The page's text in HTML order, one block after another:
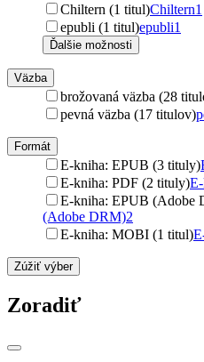
Chiltern (1 titul)Chiltern1
epubli (1 titul)epubli1
Ďalšie možnosti
Väzba
brožovaná väzba (28
pevná väzba (17 titulov)
Formát
E-kniha: EPUB (3 tituly)
E-kniha: PDF (2 tituly)
E-kniha: EPUB (Adobe
(Adobe DRM)2
E-kniha: MOBI (1 titul)
Zúžiť výber
Zoradiť